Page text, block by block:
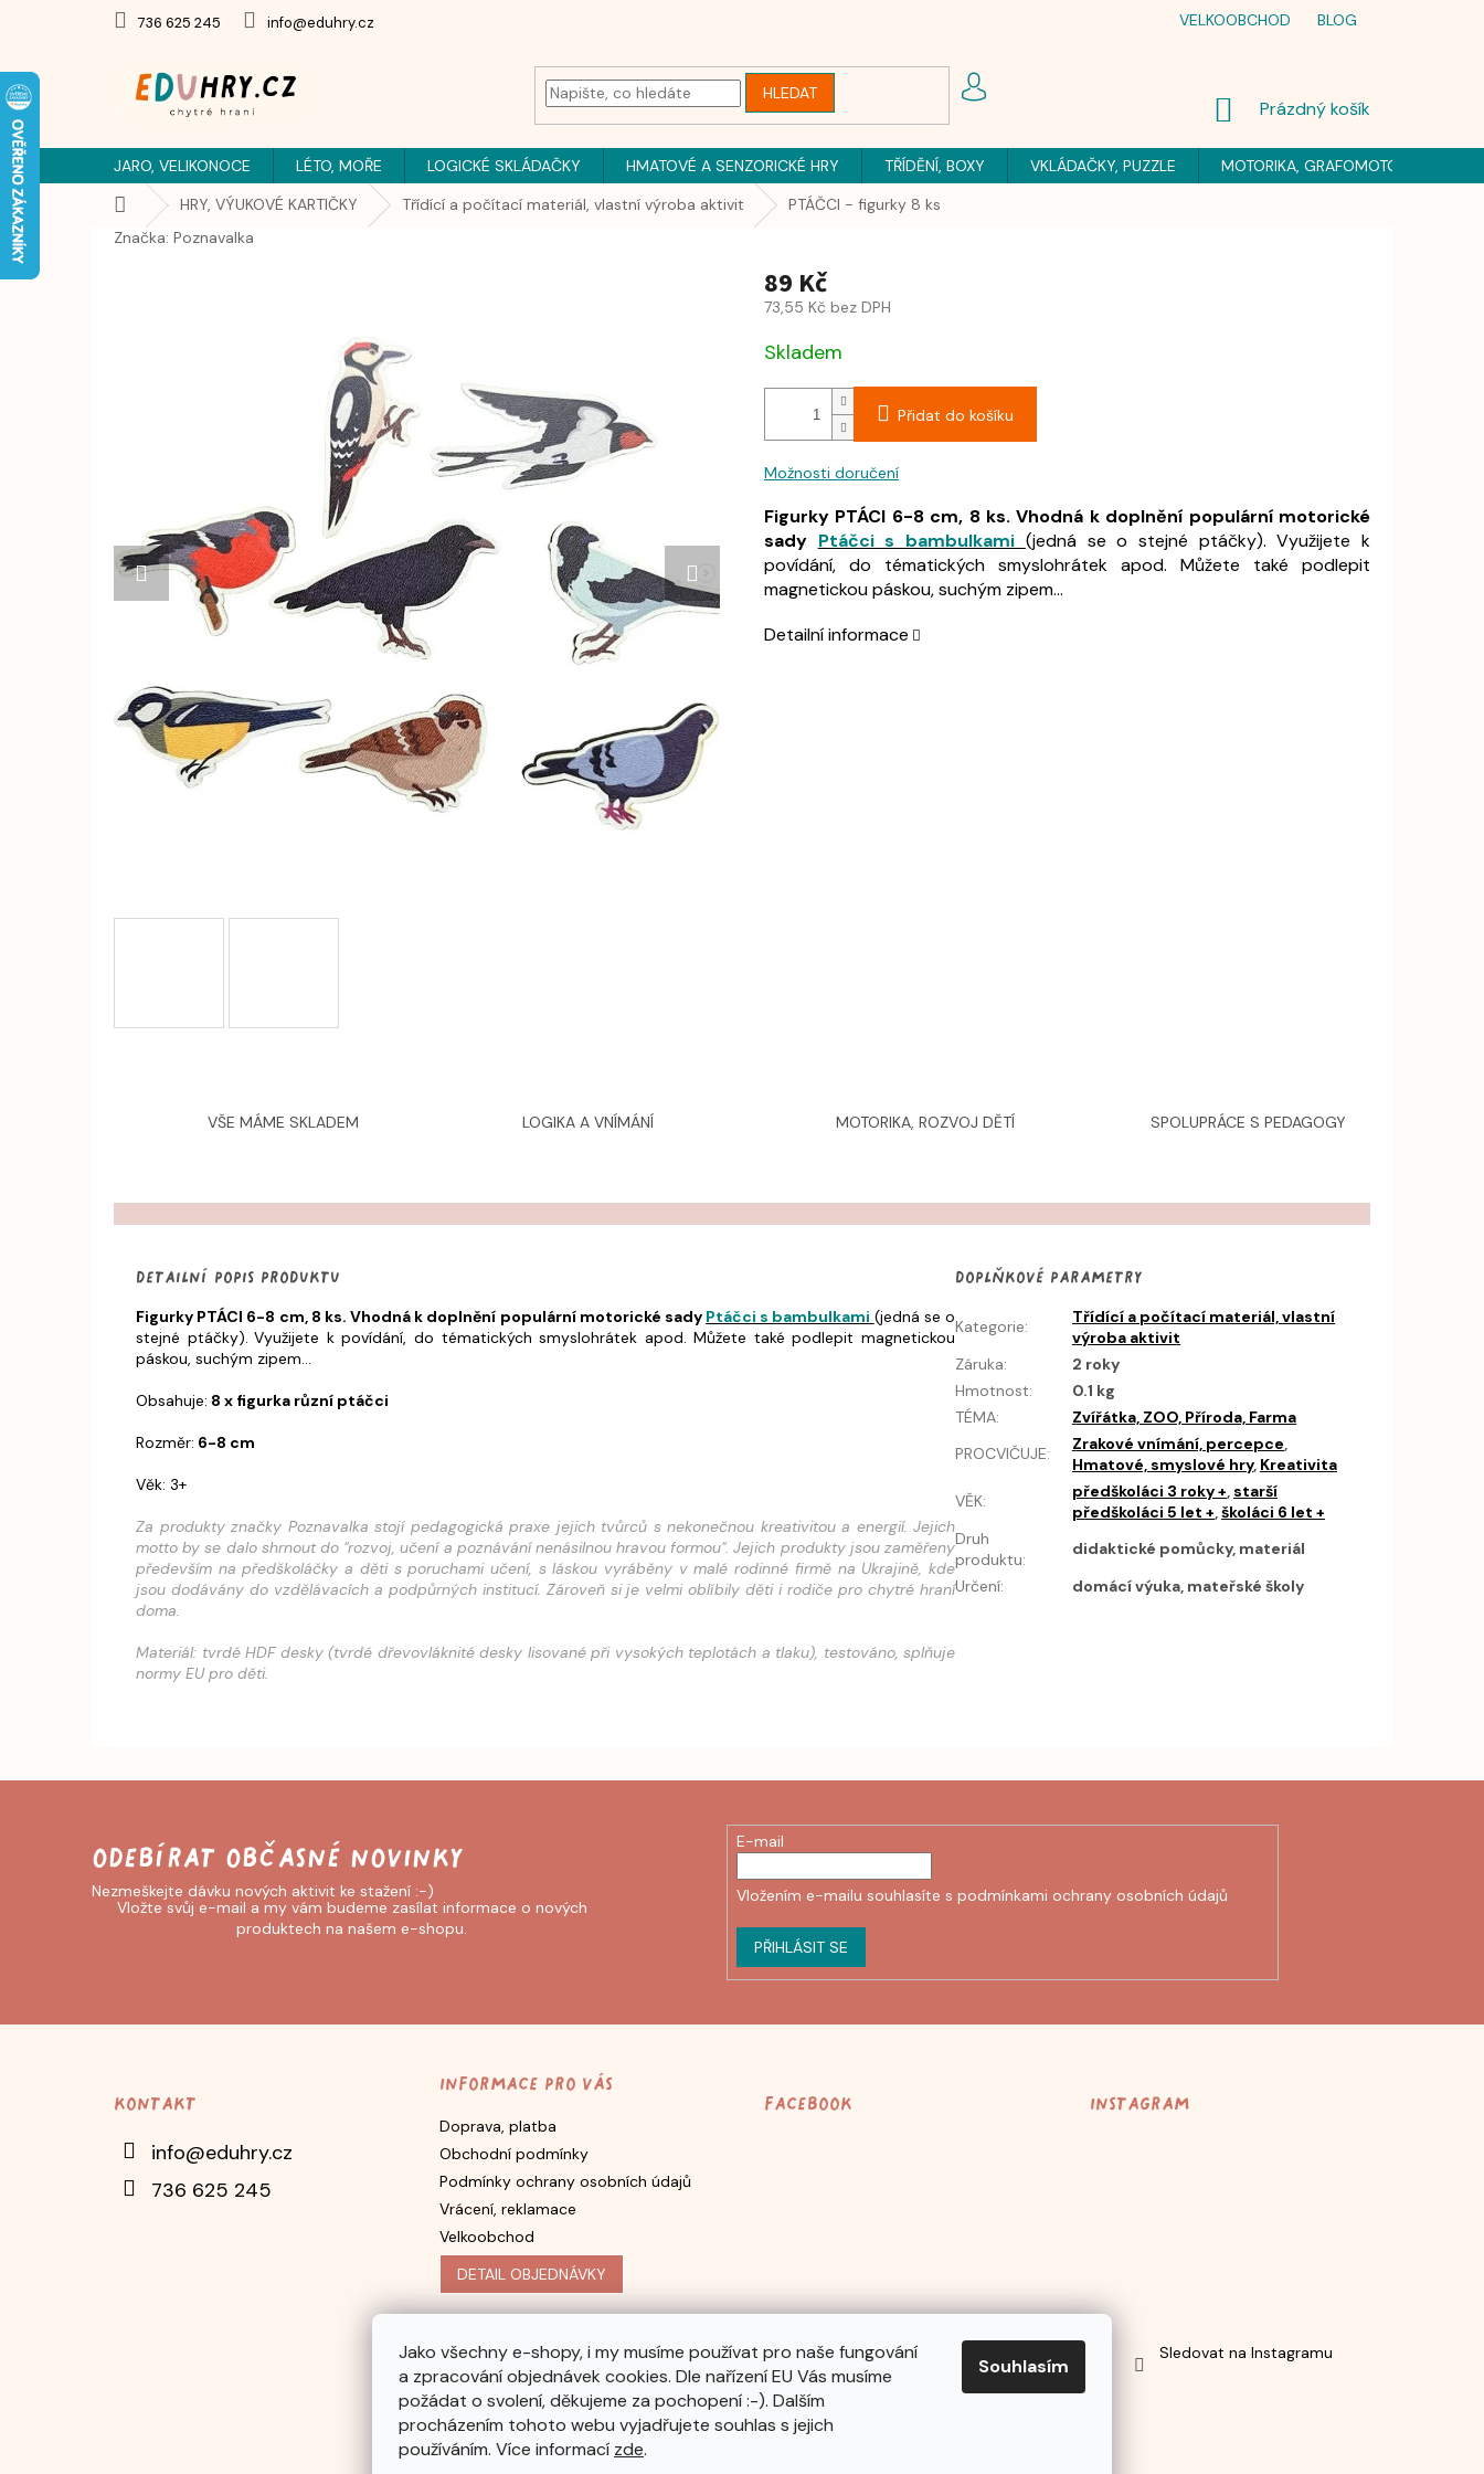
Jako všechny e-shopy, i my musíme používat pro naše fungování
a zpracování objednávek cookies. Dle nařízení EU Vás musíme
požádat o svolení, děkujeme za pochopení :-). Dalším
procházením tohoto webu vyjadřujete souhlas s jejich
používáním. Více informací zde.
Souhlasím
736 625 245 info@eduhry.cz VELKOOBCHOD BLOG
HLEDAT
NÁKUPNÍ
Prázdný košík
JARO, VELIKONOCE LÉTO, MOŘE LOGICKÉ SKLÁDAČKY HMATOVÉ A SENZORICKÉ HRY TŘÍDĚNÍ, BOXY VKLÁDAČKY, PUZZLE MOTORIKA, GRAFOMOTORIKA
Domů HRY, VÝUKOVÉ KARTIČKY Třídící a počítací materiál, vlastní výroba aktivit
PTÁČCI - figurky 8 ks
Značka: Poznavalka
89 Kč
73,55 Kč bez DPH
Skladem
Přidat do košíku
Možnosti doručení
Figurky PTÁCI 6-8 cm, 8 ks. Vhodná k doplnění populární motorické
sady Ptáčci s bambulkami (jedná se o stejné ptáčky). Využijete k
povídání, do tématických smyslohrátek apod. Můžete také podlepit
magnetickou páskou, suchým zipem...
Detailní informace
VŠE MÁME SKLADEM LOGIKA A VNÍMÁNÍ MOTORIKA, ROZVOJ DĚTÍ SPOLUPRÁCE S PEDAGOGY
Detailní popis produktu
Figurky PTÁCI 6-8 cm, 8 ks. Vhodná k doplnění populární motorické sady Ptáčci s bambulkami (jedná se o
stejné ptáčky). Využijete k povídání, do tématických smyslohrátek apod. Můžete také podlepit magnetickou
páskou, suchým zipem...
Obsahuje: 8 x figurka různí ptáčci
Rozměr: 6-8 cm
Věk: 3+
Za produkty značky Poznavalka stojí pedagogická praxe jejich tvůrců s nekonečnou kreativitou a energií. Jejich
motto by se dalo shrnout do "rozvoj, učení a poznávání nenásilnou hravou formou". Jejich produkty jsou zaměřeny
především na předškoláčky a děti s poruchami učení, s láskou vyráběny v malé rodinné firmě na Ukrajině, kde
jsou dodávány do vzdělávacích a podpůrných institucí. Zároveň si je velmi oblíbily děti i rodiče pro chytré hraní
doma.
Materiál: tvrdé HDF desky (tvrdé dřevovláknité desky lisované při vysokých teplotách a tlaku), testováno, splňuje
normy EU pro děti.
Doplňkové parametry
Kategorie:
Třídící a počítací materiál, vlastní
výroba aktivit
Záruka:
2 roky
Hmotnost:
0.1 kg
TÉMA:
Zvířátka, ZOO, Příroda, Farma
PROCVIČUJE: Zrakové vnímání, percepce,
Hmatové, smyslové hry, Kreativita
VĚK: předškoláci 3 roky +, starší
předškoláci 5 let +,školáci 6 let +
Druh
produktu:
didaktické pomůcky, materiál
Určení: domácí výuka, mateřské školy
Vložte svůj e-mail a my vám budeme zasílat informace o nových
produktech na našem e-shopu.
E-mail
Vložením e-mailu souhlasíte spodmínkami ochrany osobních údajů
PŘIHLÁSIT SE
Kontakt
info@eduhry.cz
736 625 245
Informace pro vás
Doprava, platba
Obchodní podmínky
Podmínky ochrany osobních údajů
Vrácení, reklamace
Velkoobchod
DETAIL OBJEDNÁVKY
Facebook Instagram
Sledovat na Instagramu